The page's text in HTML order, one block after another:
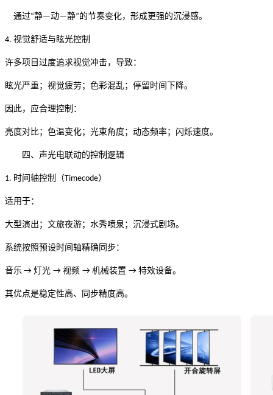
通过“静—动—静”的节奏变化，形成更强的沉浸感。
4. 视觉舒适与眩光控制
许多项目过度追求视觉冲击，导致：
眩光严重；视觉疲劳；色彩混乱；停留时间下降。
因此，应合理控制：
亮度对比；色温变化；光束角度；动态频率；闪烁速度。
四、声光电联动的控制逻辑
1. 时间轴控制（Timecode）
适用于：
大型演出；文旅夜游；水秀喷泉；沉浸式剧场。
系统按照预设时间轴精确同步：
音乐 → 灯光 → 视频 → 机械装置 → 特效设备。
其优点是稳定性高、同步精度高。